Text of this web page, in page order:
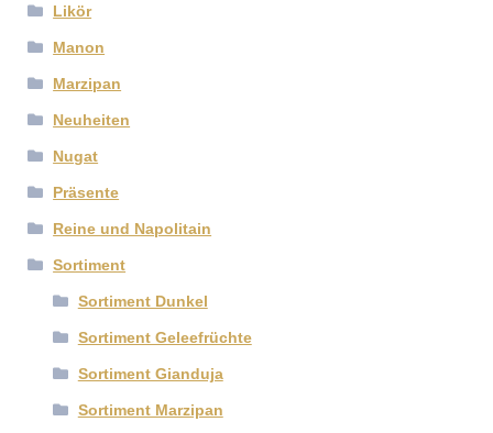
Likör
Manon
Marzipan
Neuheiten
Nugat
Präsente
Reine und Napolitain
Sortiment
Sortiment Dunkel
Sortiment Geleefrüchte
Sortiment Gianduja
Sortiment Marzipan